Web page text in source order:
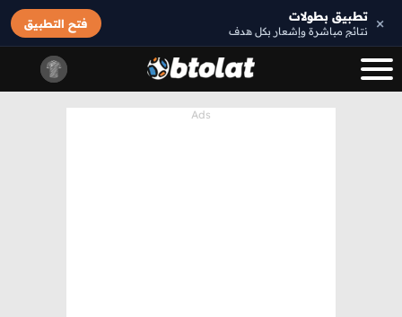
× تطبيق بطولات
نتائج مباشرة وإشعار بكل هدف
فتح التطبيق